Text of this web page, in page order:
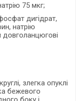
75 мкг;
дигідрат,
натрію
довголанцюгові
злегка опуклі
бежевого